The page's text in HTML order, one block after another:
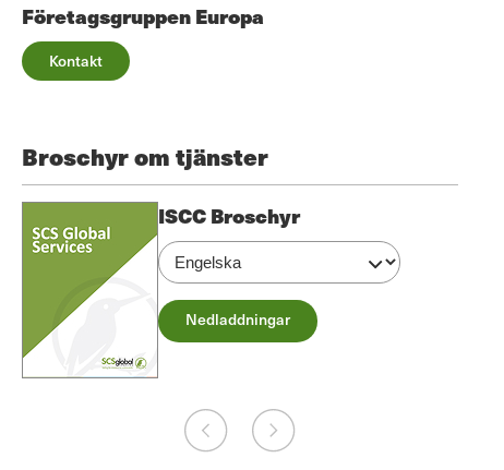
Företagsgruppen Europa
Kontakt
Broschyr om tjänster
ISCC Broschyr
Nedladdningar